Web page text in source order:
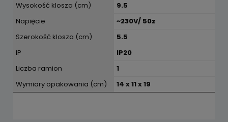
Wysokość klosza (cm)
9.5
Napięcie
~230V/ 50z
Szerokość klosza (cm)
5.5
IP
IP20
Liczba ramion
1
Wymiary opakowania (cm)
14 x 11 x 19